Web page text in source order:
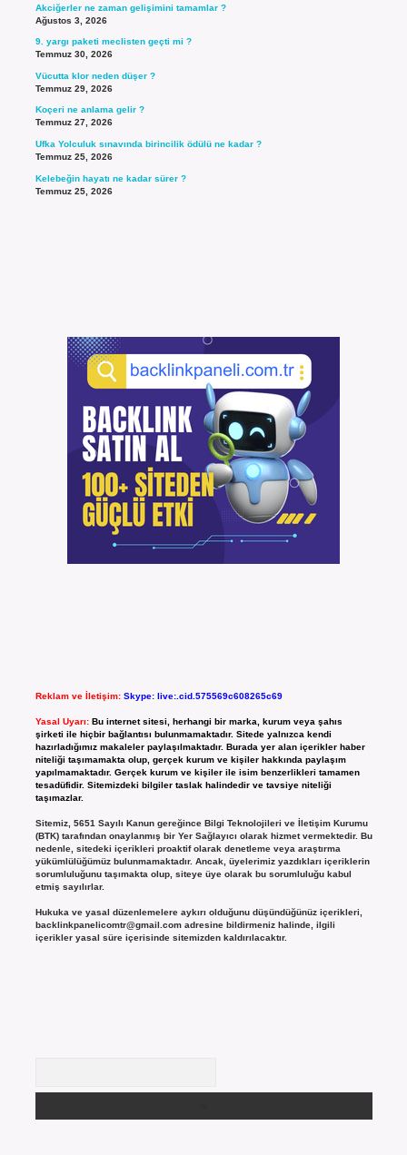
Akciğerler ne zaman gelişimini tamamlar ?
Ağustos 3, 2026
9. yargı paketi meclisten geçti mi ?
Temmuz 30, 2026
Vücutta klor neden düşer ?
Temmuz 29, 2026
Koçeri ne anlama gelir ?
Temmuz 27, 2026
Ufka Yolculuk sınavında birincilik ödülü ne kadar ?
Temmuz 25, 2026
Kelebeğin hayatı ne kadar sürer ?
Temmuz 25, 2026
Reklam ve İletişim: Skype: live:.cid.575569c608265c69
Yasal Uyarı: Bu internet sitesi, herhangi bir marka, kurum veya şahıs
şirketi ile hiçbir bağlantısı bulunmamaktadır. Sitede yalnızca kendi
hazırladığımız makaleler paylaşılmaktadır. Burada yer alan içerikler haber
niteliği taşımamakta olup, gerçek kurum ve kişiler hakkında paylaşım
yapılmamaktadır. Gerçek kurum ve kişiler ile isim benzerlikleri tamamen
tesadüfidir. Sitemizdeki bilgiler taslak halindedir ve tavsiye niteliği
taşımazlar.
Sitemiz, 5651 Sayılı Kanun gereğince Bilgi Teknolojileri ve İletişim Kurumu
(BTK) tarafından onaylanmış bir Yer Sağlayıcı olarak hizmet vermektedir. Bu
nedenle, sitedeki içerikleri proaktif olarak denetleme veya araştırma
yükümlülüğümüz bulunmamaktadır. Ancak, üyelerimiz yazdıkları içeriklerin
sorumluluğunu taşımakta olup, siteye üye olarak bu sorumluluğu kabul
etmiş sayılırlar.
Hukuka ve yasal düzenlemelere aykırı olduğunu düşündüğünüz içerikleri,
backlinkpanelicomtr@gmail.comadresine bildirmeniz halinde, ilgili
içerikler yasal süre içerisinde sitemizden kaldırılacaktır.